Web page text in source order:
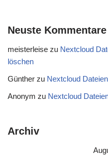
Neuste Kommentare
meisterleise zu Nextcloud
löschen
Günther zu Nextcloud
Anonym zu Nextcloud
Archiv